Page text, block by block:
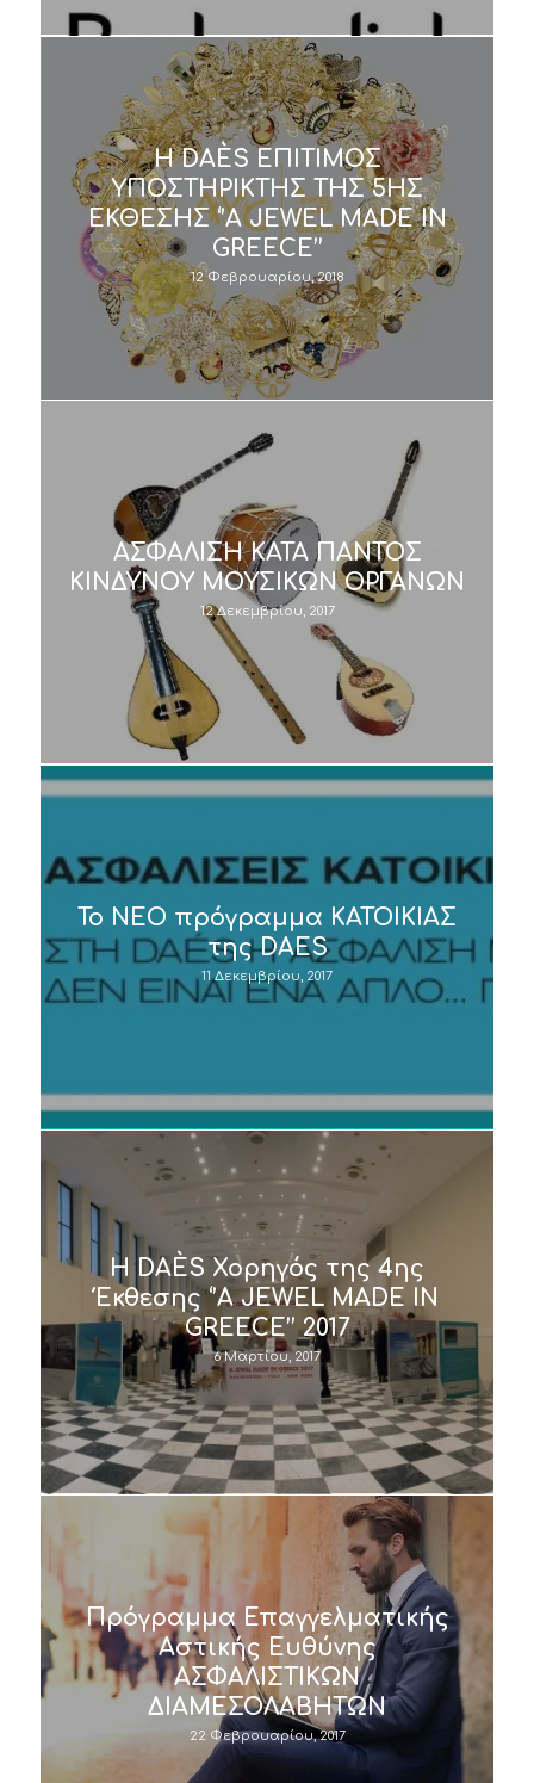
Η DAÈS ΕΠΙΤΙΜΟΣ
ΥΠΟΣΤΗΡΙΚΤΗΣ ΤΗΣ 5ΗΣ
ΕΚΘΕΣΗΣ ‘’A JEWEL MADE IN
GREECE’’
12 Φεβρουαρίου, 2018
ΑΣΦΑΛΙΣΗ ΚΑΤΑ ΠΑΝΤΟΣ
ΚΙΝΔΥΝΟΥ ΜΟΥΣΙΚΩΝ ΟΡΓΑΝΩΝ
12 Δεκεμβρίου, 2017
Το ΝΕΟ πρόγραμμα ΚΑΤΟΙΚΙΑΣ
της DAES
11 Δεκεμβρίου, 2017
Η DAÈS Χορηγός της 4ης
Έκθεσης ‘’A JEWEL MADE IN
GREECE’’ 2017
6 Μαρτίου, 2017
Πρόγραμμα Επαγγελματικής
Αστικής Ευθύνης
ΑΣΦΑΛΙΣΤΙΚΩΝ
ΔΙΑΜΕΣΟΛΑΒΗΤΩΝ
22 Φεβρουαρίου, 2017